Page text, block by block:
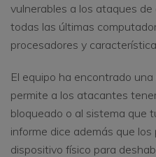
vulnerables a los ataques
todas las últimas
procesadores y
El equipo ha encontrado
permite a los atacantes
bloqueado o al sistema que
informe dice además que
dispositivo físico para